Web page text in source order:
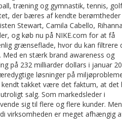
træning og gymnastik, tennis,
der bæres af kendte
Stewart, Camila Cabello,
og køb nu på NIKE.com for at få
grænseflade, hvor du kan filtrere
Med en stærk brand awareness og
på 232 milliarder dollars i januar
løsninger på
kendt takket være det faktum, at det
salg. Som markedsleder i
sig til flere og flere kunder. Men
virksomheden er meget afhængig